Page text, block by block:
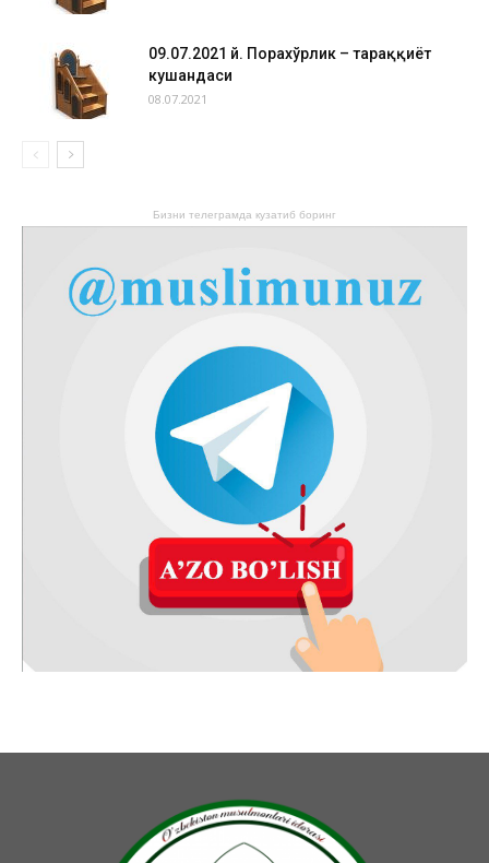
09.07.2021 й. Порахўрлик – тараққиёт
кушандаси
08.07.2021
Бизни телеграмда кузатиб боринг